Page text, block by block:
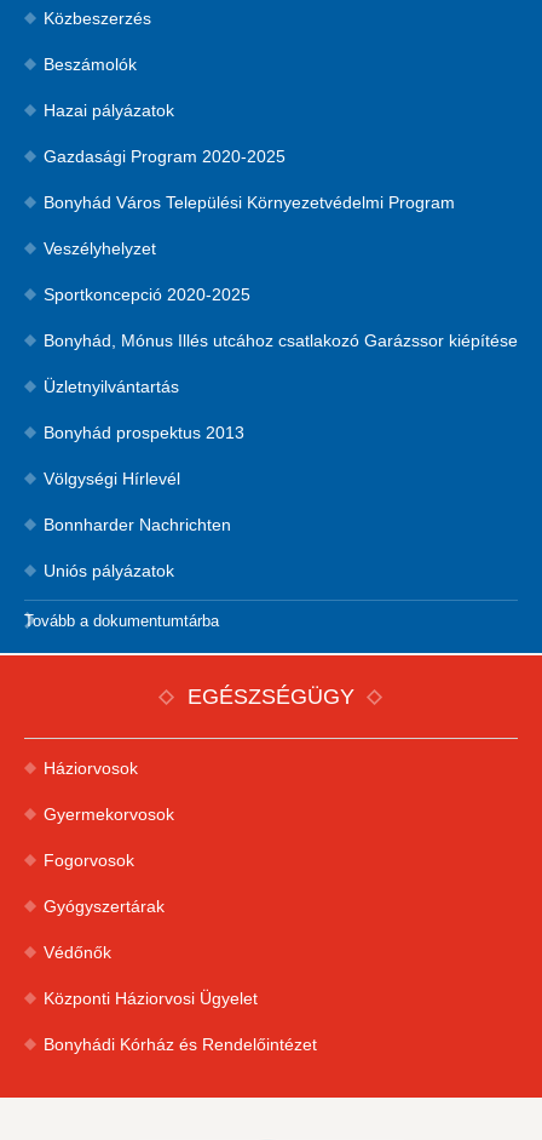
Közbeszerzés
Beszámolók
Hazai pályázatok
Gazdasági Program 2020-2025
Bonyhád Város Települési Környezetvédelmi Program
Veszélyhelyzet
Sportkoncepció 2020-2025
Bonyhád, Mónus Illés utcához csatlakozó Garázssor kiépítése
Üzletnyilvántartás
Bonyhád prospektus 2013
Völgységi Hírlevél
Bonnharder Nachrichten
Uniós pályázatok
Tovább a dokumentumtárba
EGÉSZSÉGÜGY
Háziorvosok
Gyermekorvosok
Fogorvosok
Gyógyszertárak
Védőnők
Központi Háziorvosi Ügyelet
Bonyhádi Kórház és Rendelőintézet